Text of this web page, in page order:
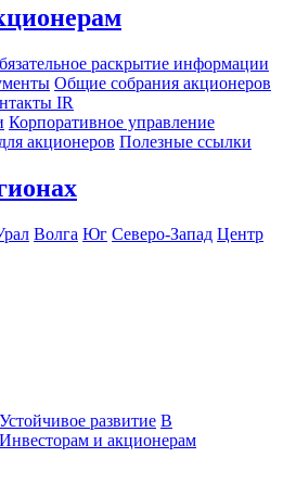
раскрытие информации
Общие собрания акционеров
IR
Корпоративное управление
акционеров Полезные ссылки
Волга Юг Северо-Запад Центр
Устойчивое развитие В
Инвесторам и акционерам